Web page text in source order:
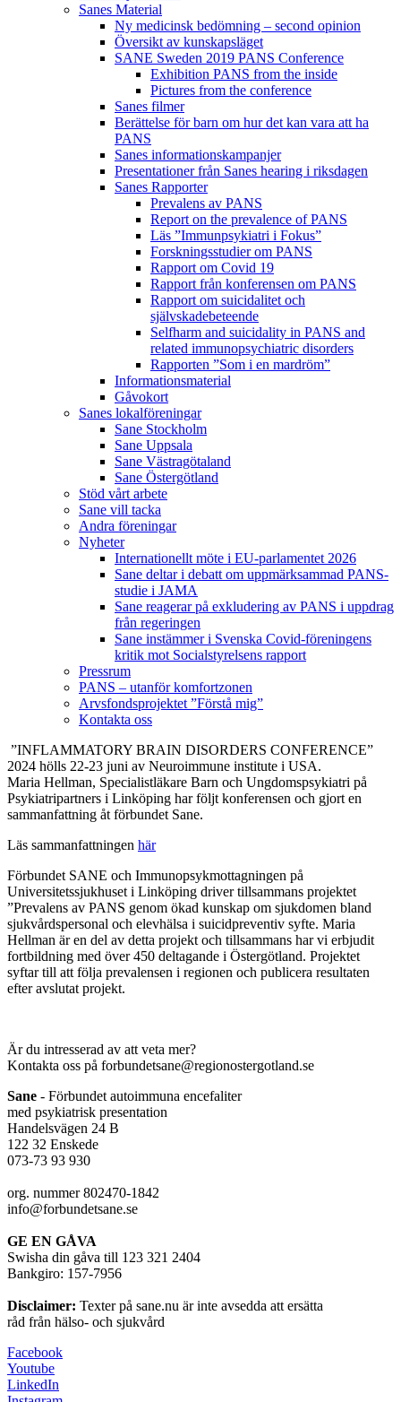
Sanes Material
Ny medicinsk bedömning – second opinion
Översikt av kunskapsläget
SANE Sweden 2019 PANS Conference
Exhibition PANS from the inside
Pictures from the conference
Sanes filmer
Berättelse för barn om hur det kan vara att ha
PANS
Sanes informationskampanjer
Presentationer från Sanes hearing i riksdagen
Sanes Rapporter
Prevalens av PANS
Report on the prevalence of PANS
Läs ”Immunpsykiatri i Fokus”
Forskningsstudier om PANS
Rapport om Covid 19
Rapport från konferensen om PANS
Rapport om suicidalitet och
självskadebeteende
Selfharm and suicidality in PANS and
related immunopsychiatric disorders
Rapporten ”Som i en mardröm”
Informationsmaterial
Gåvokort
Sanes lokalföreningar
Sane Stockholm
Sane Uppsala
Sane Västragötaland
Sane Östergötland
Stöd vårt arbete
Sane vill tacka
Andra föreningar
Nyheter
Internationellt möte i EU-parlamentet 2026
Sane deltar i debatt om uppmärksammad PANS-
studie i JAMA
Sane reagerar på exkludering av PANS i uppdrag
från regeringen
Sane instämmer i Svenska Covid-föreningens
kritik mot Socialstyrelsens rapport
Pressrum
PANS – utanför komfortzonen
Arvsfondsprojektet ”Förstå mig”
Kontakta oss
”INFLAMMATORY BRAIN DISORDERS CONFERENCE”
2024 hölls 22-23 juni av Neuroimmune institute i USA.
Maria Hellman, Specialistläkare Barn och Ungdomspsykiatri på
Psykiatripartners i Linköping har följt konferensen och gjort en
sammanfattning åt förbundet Sane.
Läs sammanfattningen här
Förbundet SANE och Immunopsykmottagningen på
Universitetssjukhuset i Linköping driver tillsammans projektet
”Prevalens av PANS genom ökad kunskap om sjukdomen bland
sjukvårdspersonal och elevhälsa i suicidpreventiv syfte. Maria
Hellman är en del av detta projekt och tillsammans har vi erbjudit
fortbildning med över 450 deltagande i Östergötland. Projektet
syftar till att följa prevalensen i regionen och publicera resultaten
efter avslutat projekt.
Är du intresserad av att veta mer?
Kontakta oss på forbundetsane@regionostergotland.se
Sane - Förbundet autoimmuna encefaliter
med psykiatrisk presentation
Handelsvägen 24 B
122 32 Enskede
073-73 93 930
org. nummer 802470-1842
info@forbundetsane.se
GE EN GÅVA
Swisha din gåva till 123 321 2404
Bankgiro: 157-7956
Disclaimer: Texter på sane.nu är inte avsedda att ersätta
råd från hälso- och sjukvård
Facebook
Youtube
LinkedIn